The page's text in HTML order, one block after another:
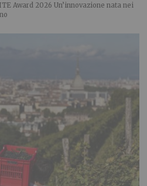
Award 2026 Un’innovazione nata nei